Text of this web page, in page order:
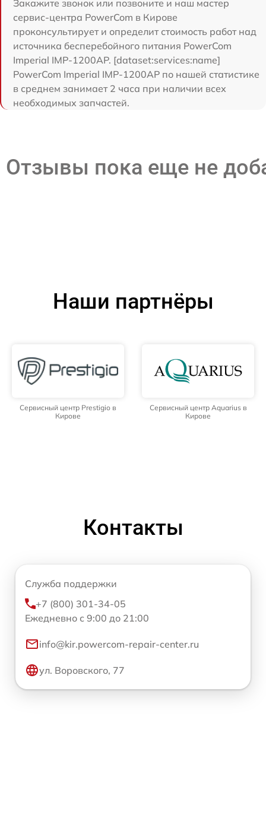
Закажите звонок или позвоните и наш мастер
сервис-центра PowerCom в Кирове
проконсультирует и определит стоимость работ над
источника бесперебойного питания PowerCom
Imperial IMP-1200AP. [dataset:services:name]
PowerCom Imperial IMP-1200AP по нашей статистике
в среднем занимает 2 часа при наличии всех
необходимых запчастей.
Отзывы пока еще не
Наши партнёры
Сервисный центр Prestigio в
Кирове
Сервисный центр Aquarius в
Кирове
Контакты
Служба поддержки
+7 (800) 301-34-05
Ежедневно с 9:00 до 21:00
info@kir.powercom-repair-center.ru
ул. Воровского, 77